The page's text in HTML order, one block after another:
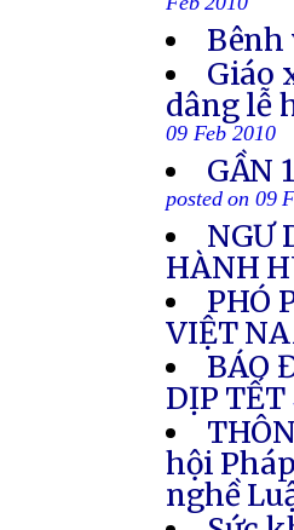
Feb 2010
Bênh
Giáo
dâng lễ
09 Feb 2010
GẦN
posted on 09
NGƯ
HÀNH
PHÓ
VIỆT
BÁO
DỊP TẾT
hội
nghề